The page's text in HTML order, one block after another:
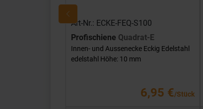
Art-Nr.: ECKE-FEQ-S100
Profischiene Quadrat-E
Innen- und Aussenecke Eckig Edelstahl
edelstahl Höhe: 10 mm
6,95 €/Stück